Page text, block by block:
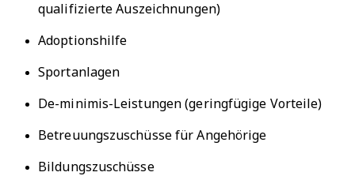
qualifizierte Auszeichnungen)
Adoptionshilfe
Sportanlagen
De-minimis-Leistungen (geringfügige Vorteile)
Betreuungszuschüsse für Angehörige
Bildungszuschüsse